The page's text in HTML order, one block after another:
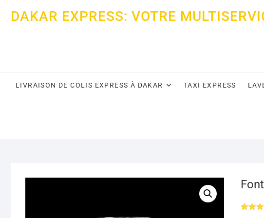
DAKAR EXPRESS: VOTRE
LIVRAISON DE COLIS EXPRESS À DAKAR TAXI EXPRESS